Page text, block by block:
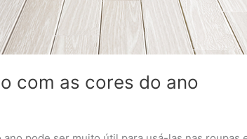
com as cores do ano